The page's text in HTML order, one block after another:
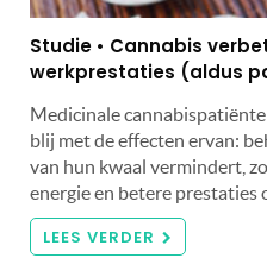
Studie • Cannabis
werkprestaties (aldus
Medicinale
blij met de effecten ervan:
van hun kwaal vermindert,
energie en betere prestaties
LEES VERDER